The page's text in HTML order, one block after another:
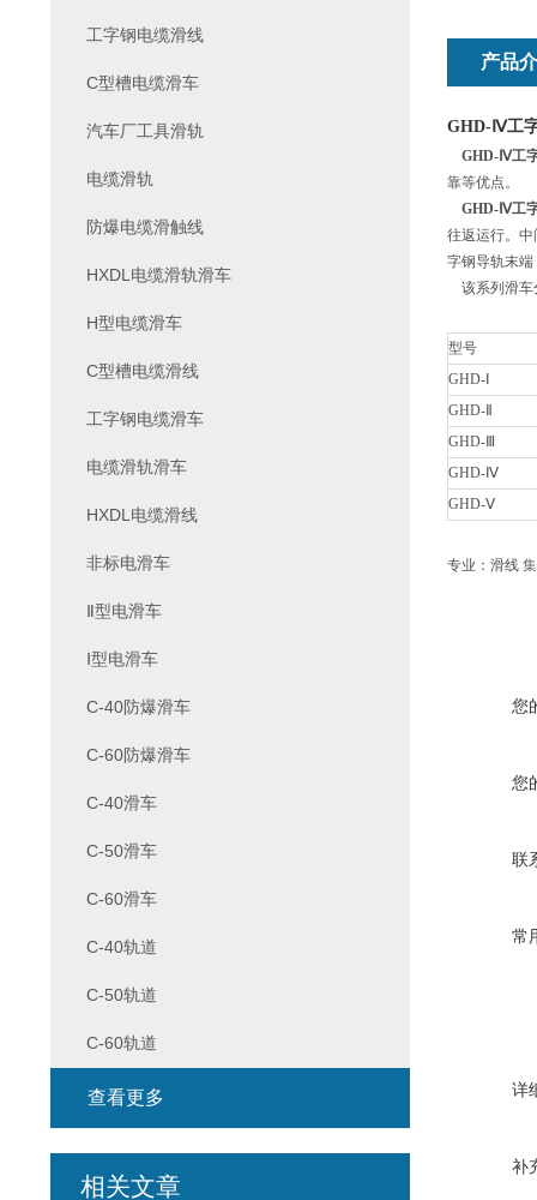
产品
GHD-Ⅳ工
GHD-Ⅳ工
靠等优点。
GHD-Ⅳ工
往返运行。
字钢导轨末
该系列滑车
型号
GHD-Ⅰ
GHD-Ⅱ
GHD-Ⅲ
GHD-Ⅳ
GHD-Ⅴ
专业：滑线
您
您
联
常
详
补
工字钢电缆滑线
C型槽电缆滑车
汽车厂工具滑轨
电缆滑轨
防爆电缆滑触线
HXDL电缆滑轨滑车
H型电缆滑车
C型槽电缆滑线
工字钢电缆滑车
电缆滑轨滑车
HXDL电缆滑线
非标电滑车
Ⅱ型电滑车
Ⅰ型电滑车
C-40防爆滑车
C-60防爆滑车
C-40滑车
C-50滑车
C-60滑车
C-40轨道
C-50轨道
C-60轨道
查看更多
相关文章